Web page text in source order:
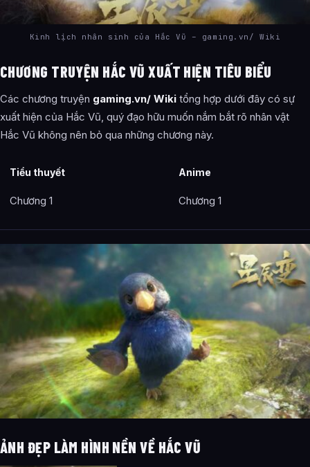
Kinh lịch nhân sinh của Hắc Vũ – gaming.vn/ Wiki
CHƯƠNG TRUYỆN HẮC VŨ XUẤT HIỆN TIÊU BIỂU
Các chương truyện gaming.vn/ Wiki tổng hợp dưới đây có sự
xuất hiện của Hắc Vũ, quý đạo hữu muốn nắm bắt rõ nhân vật
Hắc Vũ không nên bỏ qua những chương này.
Tiểu thuyết
Chương 1
Anime
Chương 1
ẢNH ĐẸP LÀM HÌNH NỀN VỀ HẮC VŨ